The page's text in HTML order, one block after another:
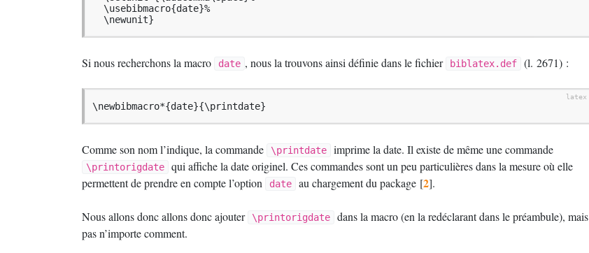
\newunit}
Si nous recherchons la macro date , nous la trouvons ainsi définie dans le fichier biblatex.def (l. 2671) :
\newbibmacro*{date}{\printdate}
Comme son nom l’indique, la commande \printdate imprime la date. Il existe de même une commande
\printorigdate
qui affiche la date originel. Ces commandes sont un peu particulières dans la mesure où elle
permettent de prendre en compte l’option
date au chargement du package [2].
Nous allons donc allons donc ajouter \printorigdate
dans la macro (en la redéclarant dans le préambule), mais
pas n’importe comment.